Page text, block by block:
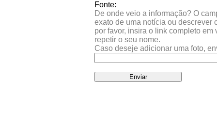
Fonte:
De onde veio a informação? O
exato de uma notícia ou descrever
por favor, insira o link completo
repetir o seu nome.
Caso deseje adicionar uma foto,